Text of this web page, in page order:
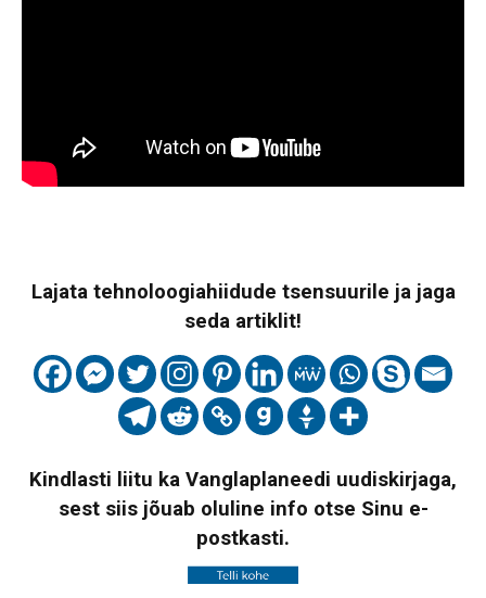
Lajata tehnoloogiahiidude tsensuurile ja jaga
seda artiklit!
Kindlasti liitu ka Vanglaplaneedi uudiskirjaga,
sest siis jõuab oluline info otse Sinu e-
postkasti.